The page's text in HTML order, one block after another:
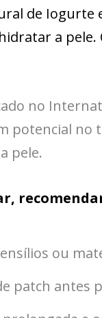
de Iogurte
a
no
potencial no
pele.
ou
patch antes